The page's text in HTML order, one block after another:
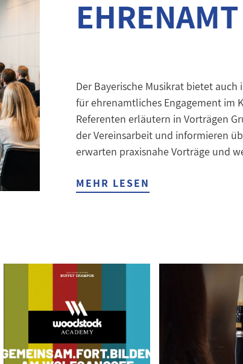
EHRENAMT
Der Bayerische Musikrat bietet
für ehrenamtliches Engagement im
Referenten erläutern in Vorträgen
der Vereinsarbeit und informieren
erwarten praxisnahe Vorträge und
MEHR LESEN